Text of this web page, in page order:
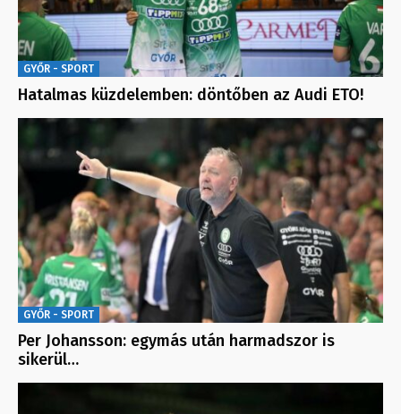
GYŐR - SPORT
Hatalmas küzdelemben: döntőben az Audi ETO!
GYŐR - SPORT
Per Johansson: egymás után harmadszor is
sikerül…